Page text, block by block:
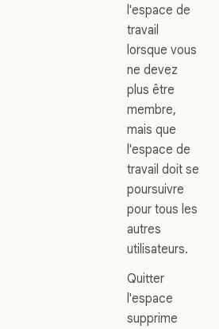
l'espace de
travail
lorsque vous
ne devez
plus être
membre,
mais que
l'espace de
travail doit se
poursuivre
pour tous les
autres
utilisateurs.
Quitter
l'espace
supprime